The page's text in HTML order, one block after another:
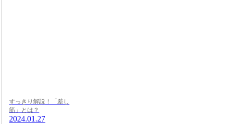
すっきり解説！「差し
筋」とは？
2024.01.27